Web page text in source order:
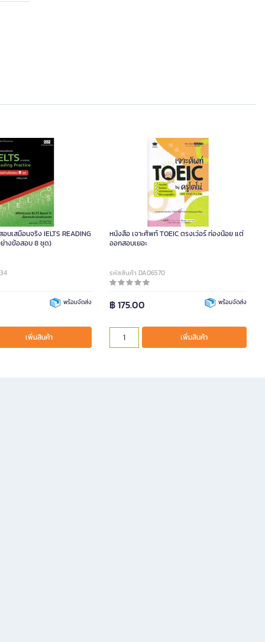
เสมือนจริง IELTS READING
ย่างข้อสอบ 8 ชุด)
พร้อมจัดส่ง
เพิ่มสินค้า
หนังสือ เจาะศัพท์ TOEIC ตรงเว่อร์ ท่องน้อย แต่
ออกสอบเยอะ
รหัสสินค้า DA06570
฿ 175.00 พร้อมจัดส่ง
เพิ่มสินค้า